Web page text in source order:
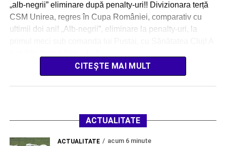
„alb-negrii” eliminare după penalty-uri!! Divizionara terță
CSM Unirea, regres în Cupa României, comparativ cu
ultimii doi ani! „Alb-negrii”, eliminare la penalty-uri, la
CITEȘTE MAI MULT
ACTUALITATE
ACTUALITATE acum 6 minute